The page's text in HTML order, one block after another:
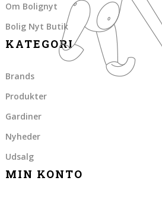
Om Bolignyt
Bolig Nyt Butik
KATEGORI
Brands
Produkter
Gardiner
Nyheder
Udsalg
MIN KONTO